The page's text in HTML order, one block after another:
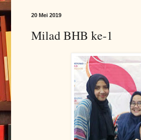
20 Mei 2019
Milad BHB ke-1